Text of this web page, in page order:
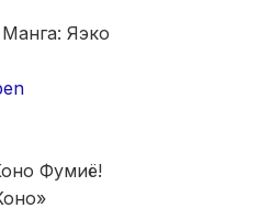
Яэко
Фумиё!